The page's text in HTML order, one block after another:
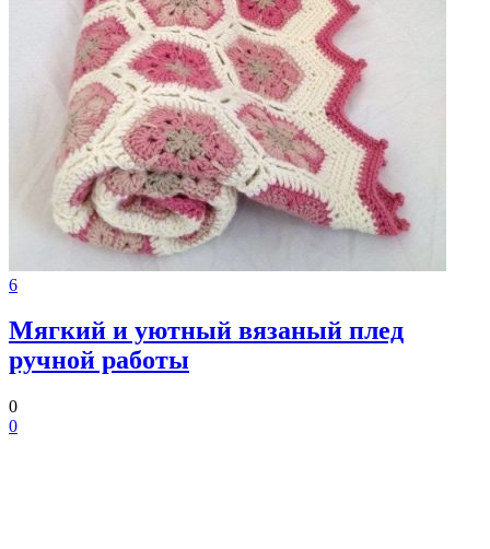
6
Мягкий и уютный вязаный плед
ручной работы
0
0